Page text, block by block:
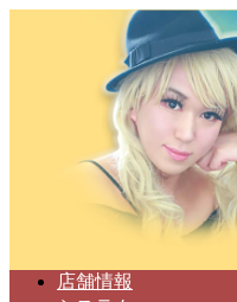
店舗情報